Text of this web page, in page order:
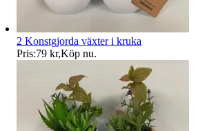
2 Konstgjorda växter i kruka
Pris:79 kr,Köp nu.